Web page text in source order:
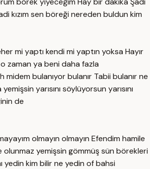
kızım sen böreği nereden buldun kim
mi yaptı kendi mi yaptın yoksa Hayır
zaman ya beni daha fazla
midem bulanıyor bulanır Tabii bulanır ne
yarısını söylüyorsun yarısını
de
olmayın olmayın Efendim hamile
olunmaz yemişsin gömmüş sün börekleri
yedin kim bilir ne yedin of bahsi